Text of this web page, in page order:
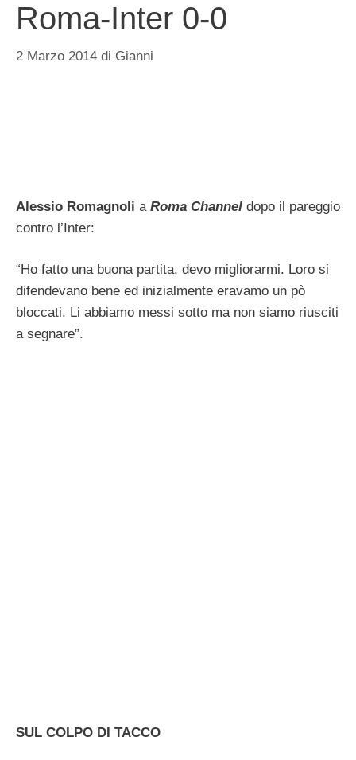
Roma-Inter 0-0
2 Marzo 2014 di Gianni
Alessio Romagnoli a Roma Channel dopo il pareggio
contro l’Inter:
“Ho fatto una buona partita, devo migliorarmi. Loro si
difendevano bene ed inizialmente eravamo un pò
bloccati. Li abbiamo messi sotto ma non siamo riusciti
a segnare”.
SUL COLPO DI TACCO